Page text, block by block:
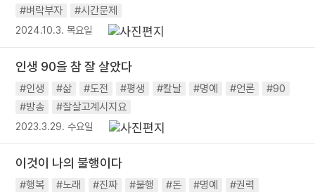
#벼락부자
#시간문제
2024.10.3. 목요일
인생 90을 참 잘 살았다
#인생 #삶 #도전 #평생 #칼날 #명예 #언론
#90
#방송
#잘살고계시지요
2023.3.29. 수요일
이것이 나의 불행이다
#행복 #노래 #진짜 #불행 #돈 #명예
#권력